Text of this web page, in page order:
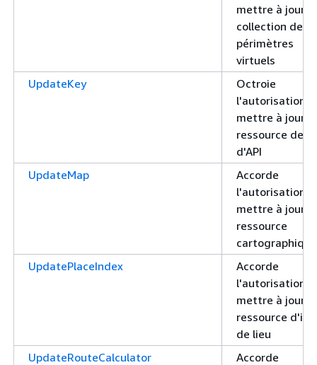
mettre à jour
collection de
périmètres
virtuels
UpdateKey
Octroie
l'autorisation
mettre à jour
ressource de
d'API
UpdateMap
Accorde
l'autorisation
mettre à jour
ressource
cartographique
UpdatePlaceIndex
Accorde
l'autorisation
mettre à jour
ressource
de lieu
UpdateRouteCalculator
Accorde